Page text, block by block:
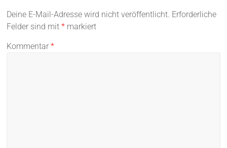
Deine E-Mail-Adresse wird nicht veröffentlicht. Erforderliche
Felder sind mit* markiert
Kommentar*